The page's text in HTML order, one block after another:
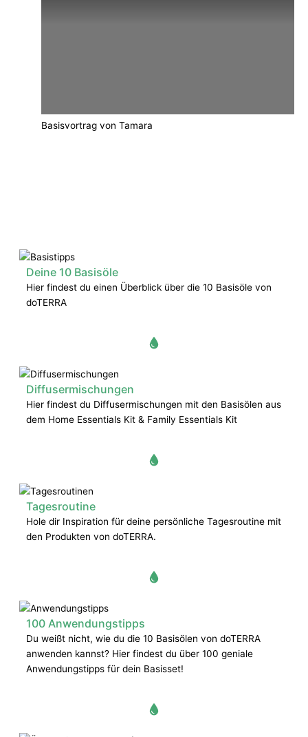
Basisvortrag von Tamara
Deine 10 Basisöle
Hier findest du einen Überblick über die 10 Basisöle von
doTERRA
Diffusermischungen
Hier findest du Diffusermischungen mit den Basisölen aus
dem Home Essentials Kit & Family Essentials Kit
Tagesroutine
Hole dir Inspiration für deine persönliche Tagesroutine mit
den Produkten von doTERRA.
100 Anwendungstipps
Du weißt nicht, wie du die 10 Basisölen von doTERRA
anwenden kannst? Hier findest du über 100 geniale
Anwendungstipps für dein Basisset!